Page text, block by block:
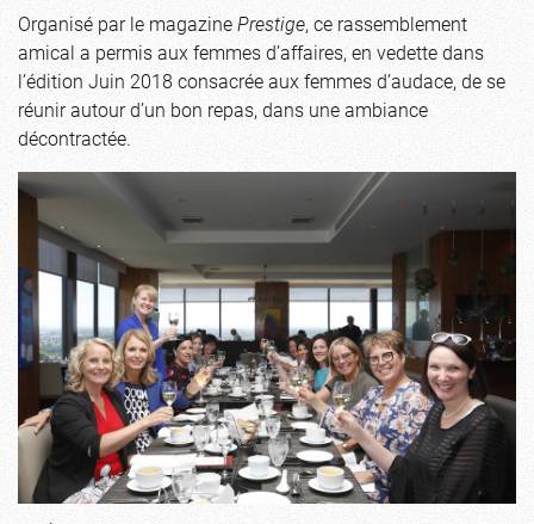
Organisé par le magazinePrestige, ce rassemblement
amical a permis aux femmes d’affaires, en vedette dans
l’édition Juin 2018 consacrée aux femmes d’audace, de se
réunir autour d’un bon repas, dans une ambiance
décontractée.